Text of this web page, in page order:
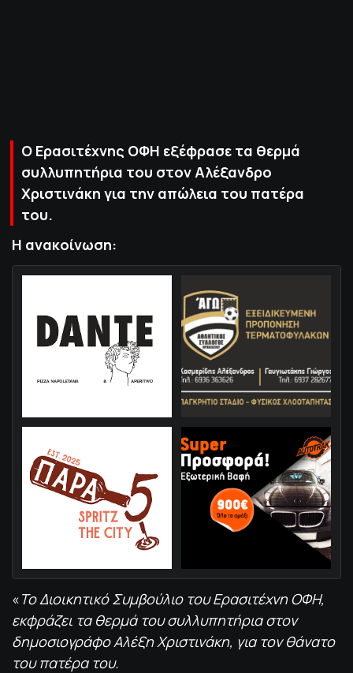
O Ερασιτέχνης ΟΦΗ εξέφρασε τα θερμά
συλλυπητήρια του στον Αλέξανδρο
Χριστινάκη για την απώλεια του πατέρα
του.
Η ανακοίνωση:
«Το Διοικητικό Συμβούλιο του Ερασιτέχνη ΟΦΗ,
εκφράζει τα θερμά του συλλυπητήρια στον
δημοσιογράφο Αλέξη Χριστινάκη, για τον θάνατο
του πατέρα του.